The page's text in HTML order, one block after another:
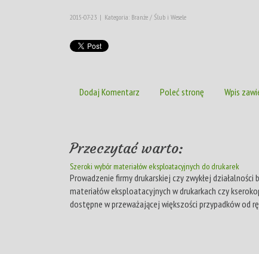
2015-07-23 | Kategoria: Branże / Ślub i Wesele
Dodaj Komentarz Poleć stronę Wpis
Przeczytać warto:
Szeroki wybór materiałów eksploatacyjnych do drukarek
Prowadzenie firmy drukarskiej czy zwykłej
materiałów eksploatacyjnych w drukarkach czy
dostępne w przeważającej większości przypadków od